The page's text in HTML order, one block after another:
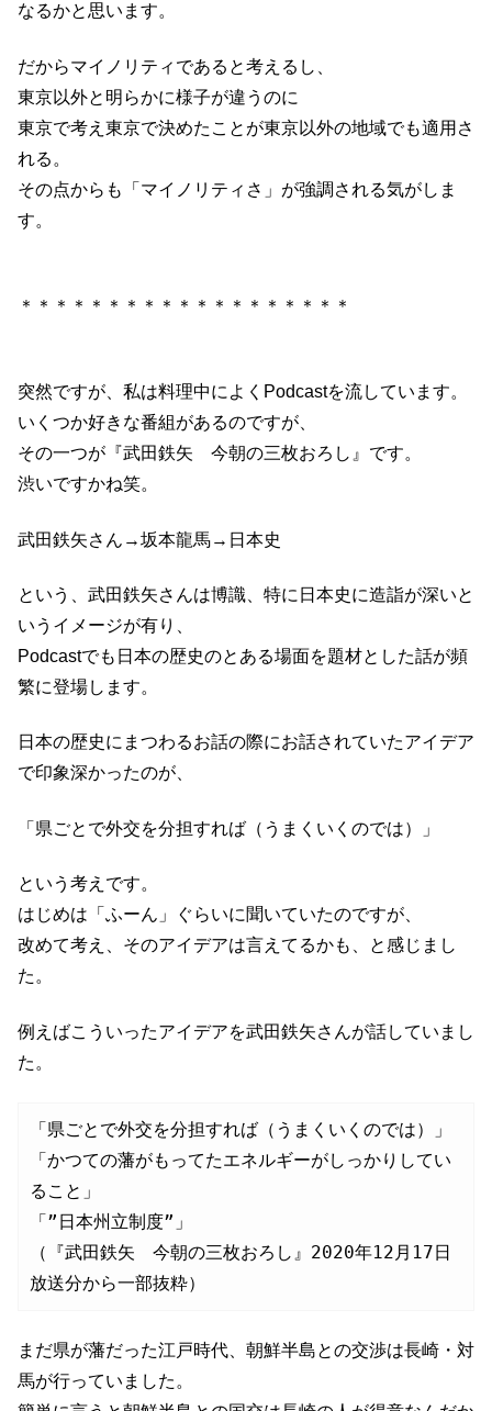
なるかと思います。
だからマイノリティであると考えるし、
東京以外と明らかに様子が違うのに
東京で考え東京で決めたことが東京以外の地域でも適用さ
れる。
その点からも「マイノリティさ」が強調される気がしま
す。
＊＊＊＊＊＊＊＊＊＊＊＊＊＊＊＊＊＊＊
突然ですが、私は料理中によくPodcastを流しています。
いくつか好きな番組があるのですが、
その一つが『武田鉄矢 今朝の三枚おろし』です。
渋いですかね笑。
武田鉄矢さん→坂本龍馬→日本史
という、武田鉄矢さんは博識、特に日本史に造詣が深いと
いうイメージが有り、
Podcastでも日本の歴史のとある場面を題材とした話が頻
繁に登場します。
日本の歴史にまつわるお話の際にお話されていたアイデア
で印象深かったのが、
「県ごとで外交を分担すれば（うまくいくのでは）」
という考えです。
はじめは「ふーん」ぐらいに聞いていたのですが、
改めて考え、そのアイデアは言えてるかも、と感じまし
た。
例えばこういったアイデアを武田鉄矢さんが話していまし
た。
「県ごとで外交を分担すれば（うまくいくのでは）」
「かつての藩がもってたエネルギーがしっかりしてい
ること」
「”日本州立制度”」
（『武田鉄矢　今朝の三枚おろし』2020年12月17日
放送分から一部抜粋）
まだ県が藩だった江戸時代、朝鮮半島との交渉は長崎・対
馬が行っていました。